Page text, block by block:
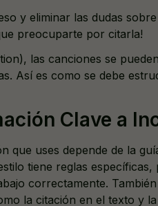
y eliminar las dudas
preocuparte por citarla!
las canciones se
Así es como se debe
Clave a
que uses depende de la
tiene reglas específicas,
correctamente.
la citación en el texto y